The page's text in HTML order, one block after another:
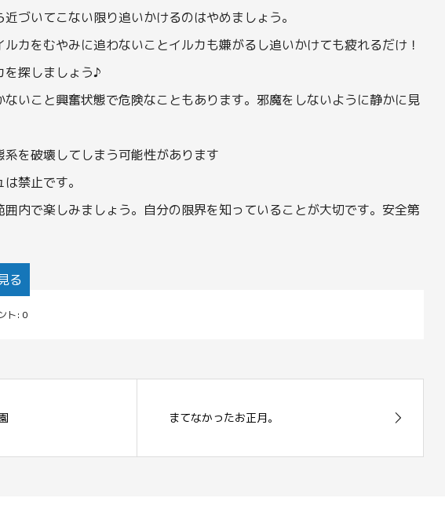
づいてこない限り追いかけるのはやめましょう。
カをむやみに追わないことイルカも嫌がるし追いかけても疲れるだけ！
を探しましょう♪
いこと興奮状態で危険なこともあります。邪魔をしないように静かに見
を破壊してしまう可能性があります
禁止です。
囲内で楽しみましょう。自分の限界を知っていることが大切です。安全第
る
ト: 0
まてなかったお正月。